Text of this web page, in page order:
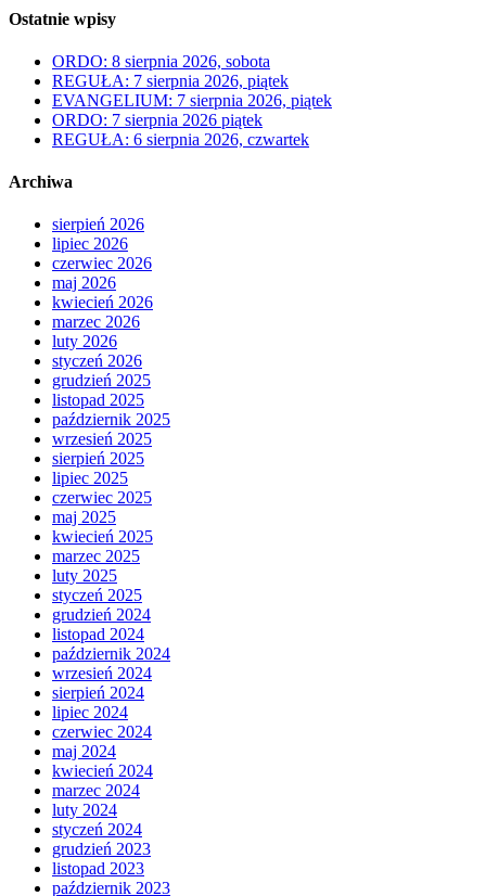
Ostatnie wpisy
ORDO: 8 sierpnia 2026, sobota
REGUŁA: 7 sierpnia 2026, piątek
EVANGELIUM: 7 sierpnia 2026, piątek
ORDO: 7 sierpnia 2026 piątek
REGUŁA: 6 sierpnia 2026, czwartek
Archiwa
sierpień 2026
lipiec 2026
czerwiec 2026
maj 2026
kwiecień 2026
marzec 2026
luty 2026
styczeń 2026
grudzień 2025
listopad 2025
październik 2025
wrzesień 2025
sierpień 2025
lipiec 2025
czerwiec 2025
maj 2025
kwiecień 2025
marzec 2025
luty 2025
styczeń 2025
grudzień 2024
listopad 2024
październik 2024
wrzesień 2024
sierpień 2024
lipiec 2024
czerwiec 2024
maj 2024
kwiecień 2024
marzec 2024
luty 2024
styczeń 2024
grudzień 2023
listopad 2023
październik 2023